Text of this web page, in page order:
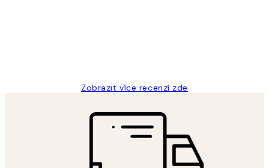
Zobrazit více recenzí zde